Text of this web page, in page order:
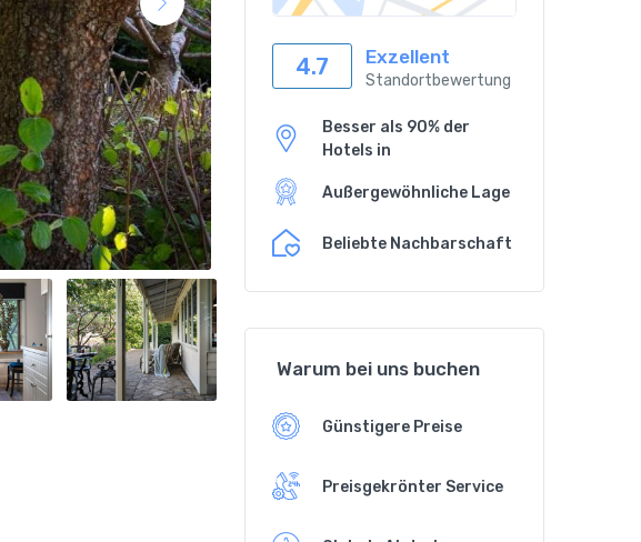
4.7 Exzellent
Standortbewertung
Besser als 90% der
Hotels in
Außergewöhnliche Lage
Beliebte Nachbarschaft
Warum bei uns buchen
Günstigere Preise
Preisgekrönter Service